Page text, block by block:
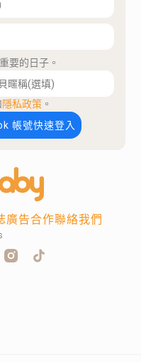
要的日子。
隱私政策 。
帳號快速登入
廣告合作聯絡我們